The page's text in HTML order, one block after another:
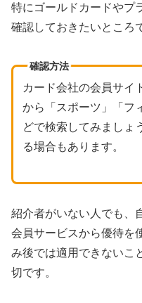
特にゴールドカードやプ
確認しておきたいところ
確認方法
カード会社の会員サイ
から「スポーツ」「フ
どで検索してみましょ
る場合もあります。
紹介者がいない人でも、
会員サービスから優待を
み後では適用できないこ
切です。